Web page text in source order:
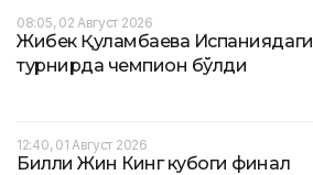
08:05, 02 Август 2026
Жибек Қуламбаева Испаниядаги
турнирда чемпион бўлди
12:40, 01 Август 2026
Билли Жин Кинг кубоги финал